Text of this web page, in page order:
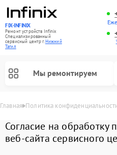
FIX-INFINIX
Ремонт устройств Infinix
Специализированный
cервисный центр г.Нижний
Тагил
Мы ремонтируем
Главная Политика
Согласие на обработку
веб-сайта сервисного